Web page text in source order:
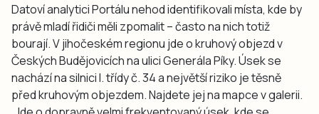
Datoví analytici Portálu nehod identifikovali místa, kde by
právě mladí řidiči měli zpomalit – často na nich totiž
bourají. V jihočeském regionu jde o kruhový objezd v
Českých Budějovicích na ulici Generála Píky. Úsek se
nachází na silnici I. třídy č. 34 a největší riziko je těsně
před kruhovým objezdem. Najdete jej na mapce v galerii.